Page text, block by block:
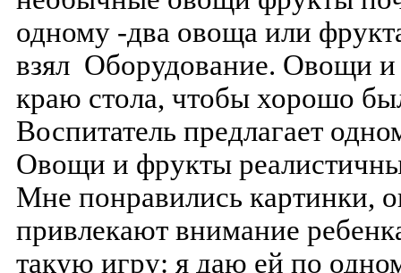
одному -два овоща или
взял Оборудование. Овощи
краю стола, чтобы хорошо
Воспитатель предлагает
Овощи и фрукты
Мне понравились картинки,
привлекают внимание
такую игру: я даю ей по